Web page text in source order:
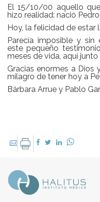
El 15/10/00 aquello
hizo realidad: nació Pedro.
Hoy, la felicidad de estar
Parecía imposible y sin
este pequeño
meses de vida, aquí
Gracias enormes a Dios
milagro de tener hoy a
Bárbara Arrue y Pablo